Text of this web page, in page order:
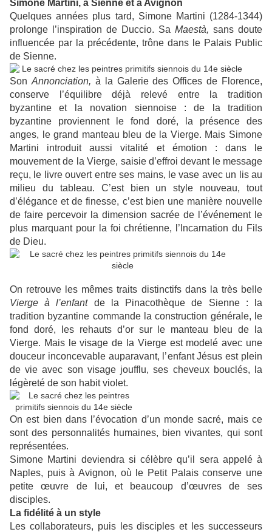
Simone Martini, à Sienne et à Avignon
Quelques années plus tard, Simone Martini (1284-1344)
prolonge l’inspiration de Duccio. Sa Maestà, sans doute
influencée par la précédente, trône dans le Palais Public
de Sienne.
Son Annonciation, à la Galerie des Offices de Florence,
conserve l’équilibre déjà relevé entre la tradition
byzantine et la novation siennoise : de la tradition
byzantine proviennent le fond doré, la présence des
anges, le grand manteau bleu de la Vierge. Mais Simone
Martini introduit aussi vitalité et émotion : dans le
mouvement de la Vierge, saisie d’effroi devant le message
reçu, le livre ouvert entre ses mains, le vase avec un lis au
milieu du tableau. C’est bien un style nouveau, tout
d’élégance et de finesse, c’est bien une manière nouvelle
de faire percevoir la dimension sacrée de l’événement le
plus marquant pour la foi chrétienne, l’Incarnation du Fils
de Dieu.
On retrouve les mêmes traits distinctifs dans la très belle
Vierge à l’enfantde la Pinacothèque de Sienne : la
tradition byzantine commande la construction générale, le
fond doré, les rehauts d’or sur le manteau bleu de la
Vierge. Mais le visage de la Vierge est modelé avec une
douceur inconcevable auparavant, l’enfant Jésus est plein
de vie avec son visage joufflu, ses cheveux bouclés, la
légèreté de son habit violet.
On est bien dans l’évocation d’un monde sacré, mais ce
sont des personnalités humaines, bien vivantes, qui sont
représentées.
Simone Martini deviendra si célèbre qu’il sera appelé à
Naples, puis à Avignon, où le Petit Palais conserve une
petite œuvre de lui, et beaucoup d’œuvres de ses
disciples.
La fidélité à un style
Les collaborateurs, puis les disciples et les successeurs